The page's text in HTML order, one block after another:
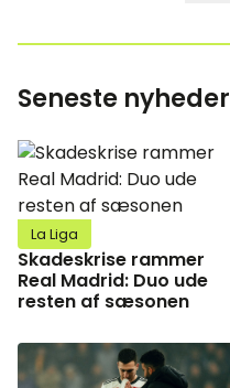
Seneste nyheder
La Liga
Skadeskrise rammer
Real Madrid: Duo ude
resten af sæsonen